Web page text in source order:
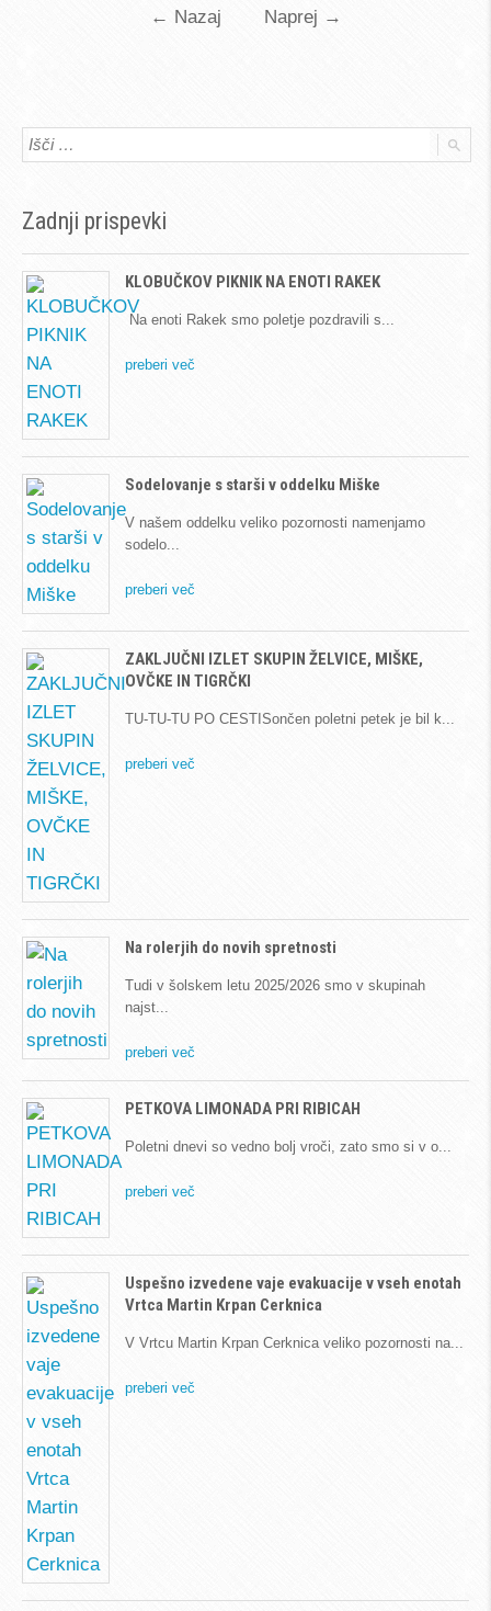
← Nazaj Naprej →
Zadnji prispevki
KLOBUČKOV PIKNIK NA ENOTI RAKEK
Na enoti Rakek smo poletje pozdravili s
preberi več
Sodelovanje s starši v oddelku Miške
V našem oddelku veliko pozornosti namenjamo
sodelo
preberi več
ZAKLJUČNI IZLET SKUPIN ŽELVICE, MIŠKE,
OVČKE IN TIGRČKI
TU-TU-TU PO CESTISončen poletni petek je bil k
preberi več
Na rolerjih do novih spretnosti
Tudi v šolskem letu 2025/2026 smo v skupinah
najst
preberi več
PETKOVA LIMONADA PRI RIBICAH
Poletni dnevi so vedno bolj vroči, zato smo si v o
preberi več
Uspešno izvedene vaje evakuacije v vseh enotah
Vrtca Martin Krpan Cerknica
V Vrtcu Martin Krpan Cerknica veliko pozornosti na
preberi več